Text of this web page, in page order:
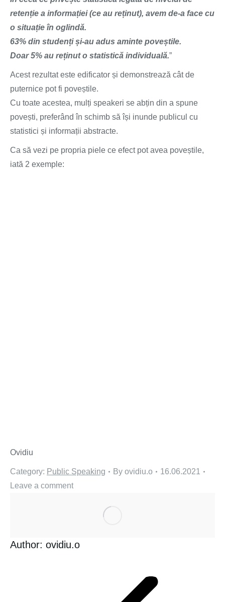
retenție a informației (ce au reținut), avem de-a face cu
o situație în oglindă.
63% din studenți și-au adus aminte poveștile.
Doar 5% au reținut o statistică individuală.”
Acest rezultat este edificator și demonstrează cât de
puternice pot fi poveștile.
Cu toate acestea, mulți speakeri se abțin din a spune
povești, preferând în schimb să își inunde publicul cu
statistici și informații abstracte.
Ca să vezi pe propria piele ce efect pot avea poveștile,
iată 2 exemple:
Ovidiu
Category: Public Speaking By ovidiu.o
16.06.2021
Leave a comment
Author: ovidiu.o